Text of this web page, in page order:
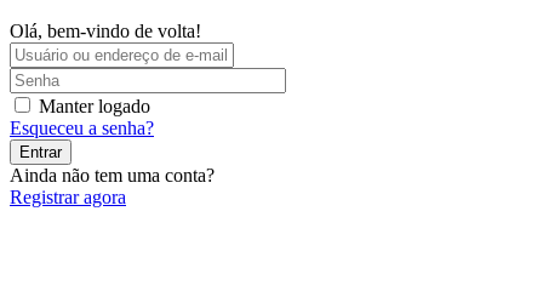
Olá, bem-vindo de volta!
Manter logado
Esqueceu a senha?
Entrar
Ainda não tem uma conta?
Registrar agora